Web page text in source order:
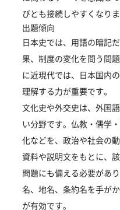
びとも接続しやすくなりま
出題傾向
日本史では、用語の暗記
果、制度の変化を問う問
に近現代では、日本国内
理解する力が重要です。
文化史や外交史は、外国
い分野です。仏教・儒学
化などを、政治や社会の
資料や説明文をもとに、
問題にも備える必要があ
名、地名、条約名を手が
が有効です。